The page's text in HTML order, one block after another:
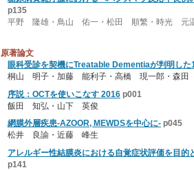
p135
平野 隆雄・鳥山 佑一・松田 順繁・時光 元
原著論文
眼科受診を契機にTreatable Dementiaが判明した
桐山 明子・加藤 能利子・高橋 現一郎・森
序説：OCTを使いこなす 2016 p001
飯田 知弘・山下 英俊
網膜外層疾患-AZOOR, MEWDSを中心に- p045
松井 良諭・近藤 峰生
アレルギー性結膜炎における自覚症状評価を目
p141